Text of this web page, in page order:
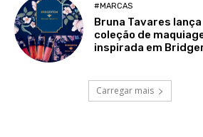
#MARCAS
Bruna Tavares lança
coleção de
inspirada em
Carregar mais